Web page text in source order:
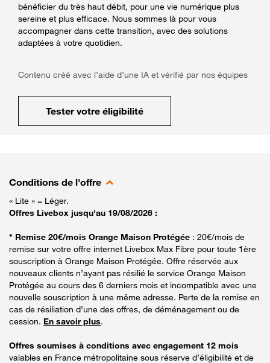
bénéficier du très haut débit, pour une vie numérique plus
sereine et plus efficace. Nous sommes là pour vous
accompagner dans cette transition, avec des solutions
adaptées à votre quotidien.
Contenu créé avec l’aide d’une IA et vérifié par nos équipes
Tester votre éligibilité
Conditions de l'offre
« Lite » = Léger.
Offres Livebox jusqu'au 19/08/2026 :
* Remise 20€/mois Orange Maison Protégée : 20€/mois de
remise sur votre offre internet Livebox Max Fibre pour toute 1ère
souscription à Orange Maison Protégée. Offre réservée aux
nouveaux clients n’ayant pas résilié le service Orange Maison
Protégée au cours des 6 derniers mois et incompatible avec une
nouvelle souscription à une même adresse. Perte de la remise en
cas de résiliation d’une des offres, de déménagement ou de
cession. En savoir plus.
Offres soumises à conditions avec engagement 12 mois
valables en France métropolitaine sous réserve d’éligibilité et de